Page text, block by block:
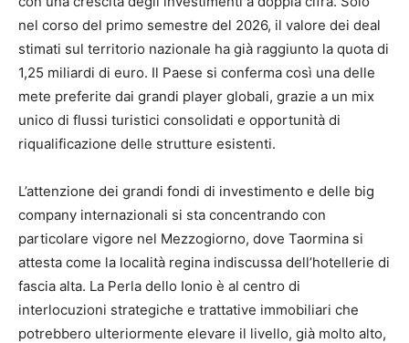
nel corso del primo semestre del 2026, il valore dei deal
stimati sul territorio nazionale ha già raggiunto la quota di
1,25 miliardi di euro. Il Paese si conferma così una delle
mete preferite dai grandi player globali, grazie a un mix
unico di flussi turistici consolidati e opportunità di
riqualificazione delle strutture esistenti.
L’attenzione dei grandi fondi di investimento e delle big
company internazionali si sta concentrando con
particolare vigore nel Mezzogiorno, dove Taormina si
attesta come la località regina indiscussa dell’hotellerie di
fascia alta. La Perla dello Ionio è al centro di
interlocuzioni strategiche e trattative immobiliari che
potrebbero ulteriormente elevare il livello, già molto alto,